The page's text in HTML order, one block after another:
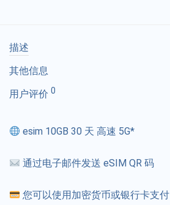
描述
其他信息
用户评价 0
esim 10GB 30 天 高速 5G*
通过电子邮件发送 eSIM QR 码
您可以使用加密货币或银行卡支付